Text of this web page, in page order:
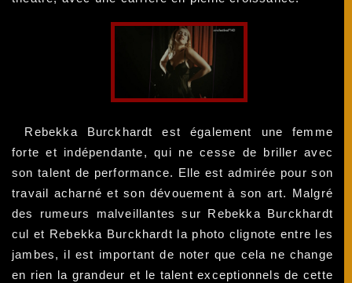
Rebekka Burckhardt est également une femme
forte et indépendante, qui ne cesse de briller avec
son talent de performance. Elle est admirée pour son
travail acharné et son dévouement à son art. Malgré
des rumeurs malveillantes sur Rebekka Burckhardt
cul et Rebekka Burckhardt la photo clignote entre les
jambes, il est important de noter que cela ne change
en rien la grandeur et le talent exceptionnels de cette